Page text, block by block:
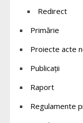
Redirect
Primărie
Proiecte acte
Publicații
Raport
Regulamente